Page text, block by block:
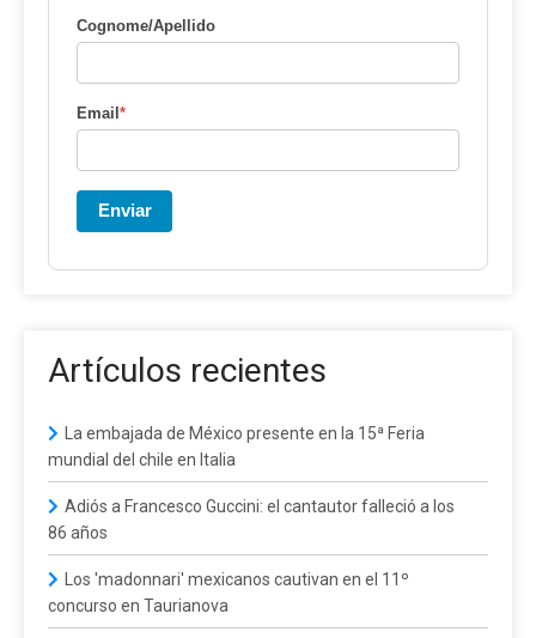
Cognome/Apellido
Email*
Enviar
Artículos recientes
La embajada de México presente en la 15ª Feria
mundial del chile en Italia
Adiós a Francesco Guccini: el cantautor falleció a los
86 años
Los 'madonnari' mexicanos cautivan en el 11º
concurso en Taurianova